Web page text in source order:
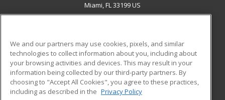
Miami, FL 33199 US
ADDITIONAL RESOURCES
Military
Financial Assistance
Help
Student Blog
We and our partners may use cookies, pixels, and similar
technologies to collect information about you, including about
your browsing activities and devices. This may result in your
information being collected by our third-party partners. By
choosing to "Accept All Cookies", you agree to these practices,
including as described in the Privacy Policy